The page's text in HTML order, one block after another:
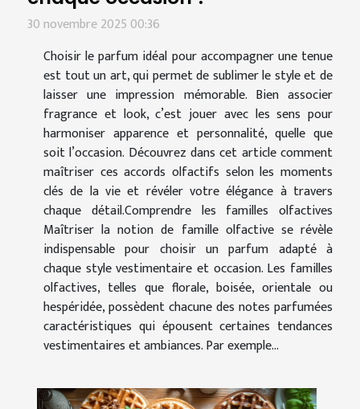
30 novembre 2025 00:36
Choisir le parfum idéal pour accompagner une tenue
est tout un art, qui permet de sublimer le style et de
laisser une impression mémorable. Bien associer
fragrance et look, c’est jouer avec les sens pour
harmoniser apparence et personnalité, quelle que
soit l’occasion. Découvrez dans cet article comment
maîtriser ces accords olfactifs selon les moments
clés de la vie et révéler votre élégance à travers
chaque détail.Comprendre les familles olfactives
Maîtriser la notion de famille olfactive se révèle
indispensable pour choisir un parfum adapté à
chaque style vestimentaire et occasion. Les familles
olfactives, telles que florale, boisée, orientale ou
hespéridée, possèdent chacune des notes parfumées
caractéristiques qui épousent certaines tendances
vestimentaires et ambiances. Par exemple...